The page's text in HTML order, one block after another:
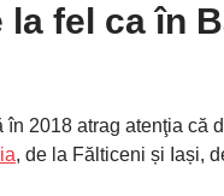
fel ca în
2018 atrag atenţia că
, de la Fălticeni și Iași,